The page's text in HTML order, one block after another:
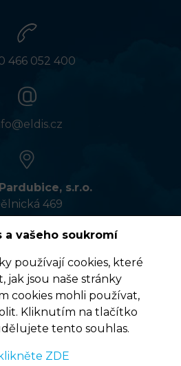
466 052 400
s.r.o.
469
01 Pardubice
INFORMACÍ
užití
a vašeho soukromí
používají cookies, které
jak jsou naše stránky
cookies mohli používat,
Kliknutím na tlačítko
tento souhlas.
ZDE